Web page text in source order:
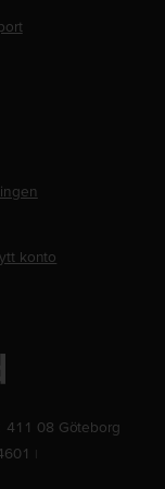
konto
411 08 Göteborg